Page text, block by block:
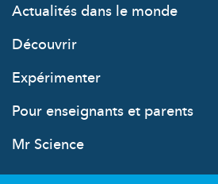
Actualités dans le monde
Découvrir
Expérimenter
Pour enseignants et parents
Mr Science